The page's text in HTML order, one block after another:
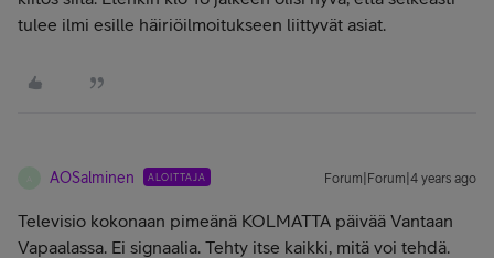
tulee ilmi esille häiriöilmoitukseen liittyvät asiat.
AOSalminen ALOITTAJA Forum|Forum|4 years ago
Televisio kokonaan pimeänä KOLMATTA päivää Vantaan
Vapaalassa. Ei signaalia. Tehty itse kaikki, mitä voi tehdä.